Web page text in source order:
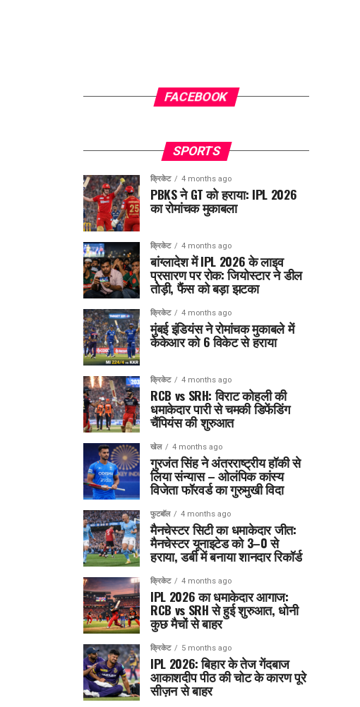
FACEBOOK
SPORTS
क्रिकेट 4 months ago
PBKS ने GT को हराया: IPL 2026
का रोमांचक मुकाबला
क्रिकेट 4 months ago
बांग्लादेश में IPL 2026 के लाइव
प्रसारण पर रोक: जियोस्टार ने डील
तोड़ी, फैंस को बड़ा झटका
क्रिकेट 4 months ago
मुंबई इंडियंस ने रोमांचक मुकाबले में
केकेआर को 6 विकेट से हराया
क्रिकेट 4 months ago
RCB vs SRH: विराट कोहली की
धमाकेदार पारी से चमकी डिफेंडिंग
चैंपियंस की शुरुआत
खेल 4 months ago
गुरजंत सिंह ने अंतरराष्ट्रीय हॉकी से
लिया संन्यास – ओलंपिक कांस्य
विजेता फॉरवर्ड का गुरुमुखी विदा
फुटबॉल 4 months ago
मैनचेस्टर सिटी का धमाकेदार जीत:
मैनचेस्टर यूनाइटेड को 3–0 से
हराया, डर्बी में बनाया शानदार रिकॉर्ड
क्रिकेट 4 months ago
IPL 2026 का धमाकेदार आगाज:
RCB vs SRH से हुई शुरुआत, धोनी
कुछ मैचों से बाहर
क्रिकेट 5 months ago
IPL 2026: बिहार के तेज गेंदबाज
आकाशदीप पीठ की चोट के कारण पूरे
सीज़न से बाहर